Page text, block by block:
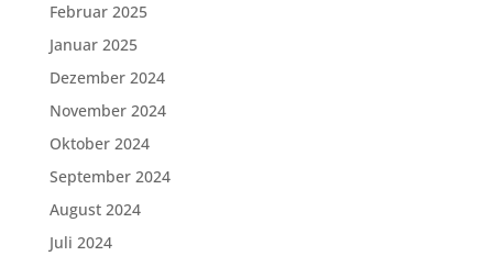
Februar 2025
Januar 2025
Dezember 2024
November 2024
Oktober 2024
September 2024
August 2024
Juli 2024